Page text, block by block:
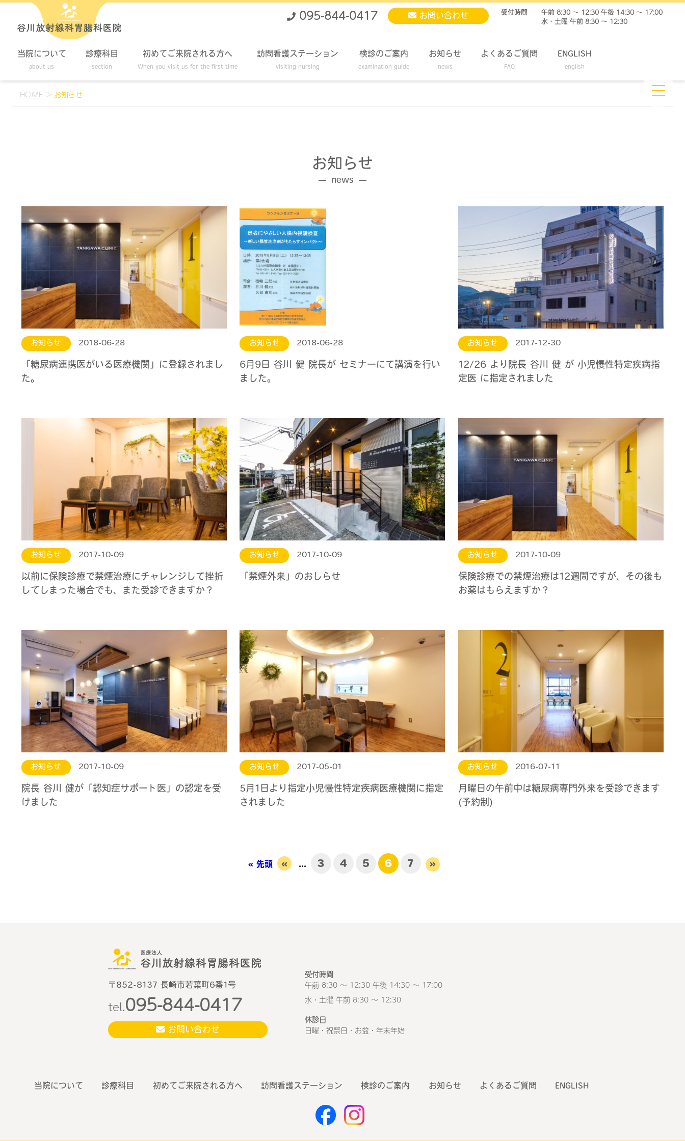
当院について
about us
診療科目
section
初めてご来院される方へ
When you visit us for the first time
訪問看護ステーション
visiting nursing
検診のご案内
examination guide
お知らせ
news
よくあるご質問
FAQ
ENGLISH
english
095-844-0417 お問い合わせ 受付時間
午前 8:30 ～ 12:30 午後 14:30 ～ 17:00
水・土曜 午前 8:30 ～ 12:30
HOME > お知らせ
お知らせ
news
お知らせ 2018-06-28
「糖尿病連携医がいる医療機関」に登録されまし
た。
お知らせ 2018-06-28
6月9日 谷川 健 院長が セミナーにて講演を行い
ました。
お知らせ 2017-12-30
12/26 より院長 谷川 健 が 小児慢性特定疾病指
定医 に指定されました
お知らせ 2017-10-09
以前に保険診療で禁煙治療にチャレンジして挫折
してしまった場合でも、また受診できますか？
お知らせ 2017-10-09
「禁煙外来」のおしらせ
お知らせ 2017-10-09
保険診療での禁煙治療は12週間ですが、その後も
お薬はもらえますか？
お知らせ 2017-10-09
院長 谷川 健が「認知症サポート医」の認定を受
けました
お知らせ 2017-05-01
5月1日より指定小児慢性特定疾病医療機関に指定
されました
お知らせ 2016-07-11
月曜日の午前中は糖尿病専門外来を受診できます
(予約制)
« 先頭 « ... 3 4 5 6 7 »
〒852-8137 長崎市若葉町6番1号
tel.095-844-0417
お問い合わせ
受付時間
午前 8:30 ～ 12:30 午後 14:30 ～ 17:00
水・土曜 午前 8:30 ～ 12:30
休診日
日曜・祝祭日・お盆・年末年始
当院について 診療科目 初めてご来院される方へ 訪問看護ステーション 検診のご案内 お知らせ よくあるご質問 ENGLISH